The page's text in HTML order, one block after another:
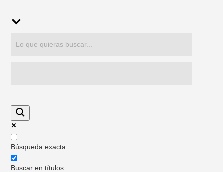
Búsqueda exacta
Buscar en títulos